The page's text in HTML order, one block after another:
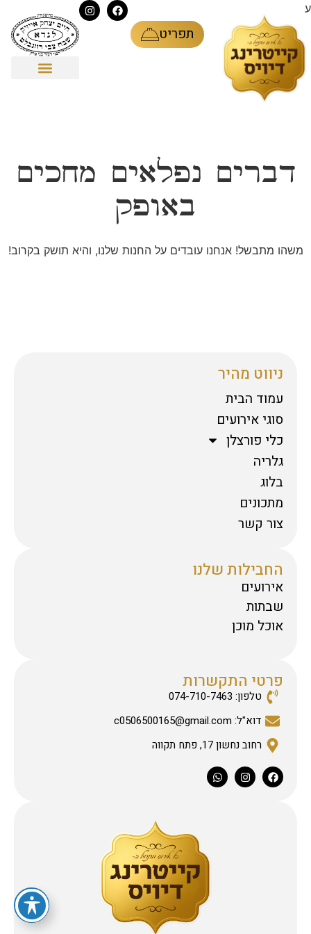
ע
תפריט
דברים נפלאים מחכים
באופק
משהו מתבשל! אנחנו עובדים על החנות שלנו, והיא תושק בקרוב!
ניווט מהיר
עמוד הבית
סוגי אירועים
כלי פורצלן
גלריה
בלוג
מתכונים
צור קשר
החבילות שלנו
אירועים
שבתות
אוכל מוכן
פרטי התקשרות
טלפון: 074-710-7463
דוא"ל: c0506500165@gmail.com
רחוב נחשון 17, פתח תקווה